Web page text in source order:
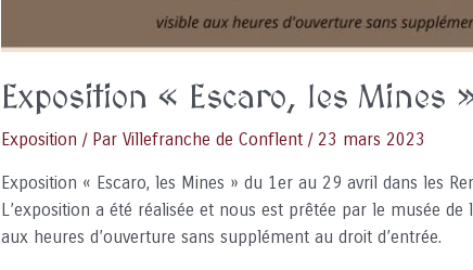
Exposition « Escaro, les Mines
Exposition / Par Villefranche de Conflent / 23 mars 2023
Exposition « Escaro, les Mines » du 1er au 29 avril dans les
L’exposition a été réalisée et nous est prêtée par le musée de
aux heures d’ouverture sans supplément au droit d’entrée.